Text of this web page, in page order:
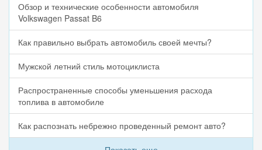
Обзор и технические особенности автомобиля
Volkswagen Passat B6
Как правильно выбрать автомобиль своей мечты?
Мужской летний стиль мотоциклиста
Распространенные способы уменьшения расхода
топлива в автомобиле
Как распознать небрежно проведенный ремонт авто?